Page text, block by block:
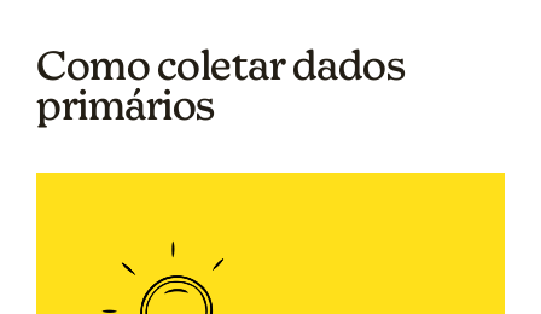
Como coletar dados
primários